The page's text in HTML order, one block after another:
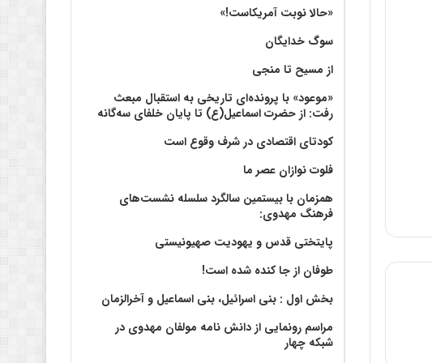
«حالا نوبت آمریکاست!»
سوگ خدایگان
از مسیح تا منجی
«موعود» با پرونده‌ای تاریخی به استقبال مبعث
رفت: از حضرت اسماعیل(ع) تا پایان خلفای سه‌گانه
کودتای اقتصادی در شرف وقوع است
فلوت نوازان عصر ما
همزمان با بیستمین سالگرد سلسله نشست‌های
فرهنگ مهدوی:‌
پایتختی قدس و یهودیت صهیونیستی
طوفان از جا کنده شده است!
بخش اول : بنی اسرائیل، بنی اسماعیل و آخرالزمان
مراسم رونمایی از دانش نامه مولفان مهدوی در
شبکه چهار